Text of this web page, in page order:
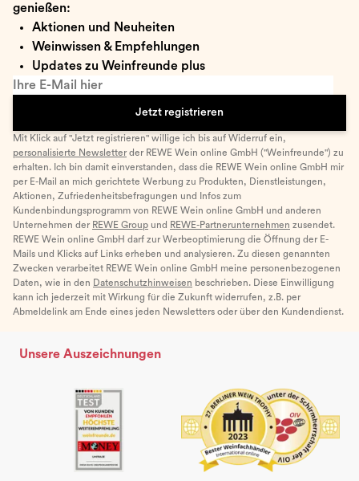
genießen:
Aktionen und Neuheiten
Weinwissen & Empfehlungen
Updates zu Weinfreunde plus
Ihre E-Mail hier
Jetzt registrieren
Mit Klick auf "Jetzt registrieren" willige ich bis auf Widerruf ein,
personalisierte Newsletter der REWE Wein online GmbH ("Weinfreunde") zu
erhalten. Ich bin damit einverstanden, dass die REWE Wein online GmbH mir
per E-Mail an mich gerichtete Werbung zu Produkten, Dienstleistungen,
Aktionen, Zufriedenheitsbefragungen und Infos zum
Kundenbindungsprogramm von REWE Wein online GmbH und anderen
Unternehmen der REWE Group und REWE-Partnerunternehmen zusendet.
REWE Wein online GmbH darf zur Werbeoptimierung die Öffnung der E-
Mails und Klicks auf Links erheben und analysieren. Zu diesen genannten
Zwecken verarbeitet REWE Wein online GmbH meine personenbezogenen
Daten, wie in den Datenschutzhinweisen beschrieben. Diese Einwilligung
kann ich jederzeit mit Wirkung für die Zukunft widerrufen, z.B. per
Abmeldelink am Ende eines jeden Newsletters oder über den Kundendienst.
Unsere Auszeichnungen